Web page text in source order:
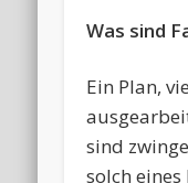
Was sind
Ein Plan,
sind
solch